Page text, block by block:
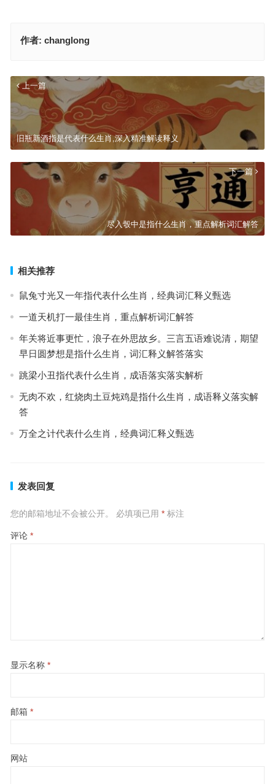
作者: changlong
上一篇
旧瓶新酒指是代表什么生肖,深入精准解读释义
下一篇
尽入彀中是指什么生肖，重点解析词汇解答
相关推荐
鼠兔寸光又一年指代表什么生肖，经典词汇释义甄选
一道天机打一最佳生肖，重点解析词汇解答
年关将近事更忙，浪子在外思故乡。三言五语难说清，期望
早日圆梦想是指什么生肖，词汇释义解答落实
跳梁小丑指代表什么生肖，成语落实落实解析
无肉不欢，红烧肉土豆炖鸡是指什么生肖，成语释义落实解
答
万全之计代表什么生肖，经典词汇释义甄选
发表回复
您的邮箱地址不会被公开。 必填项已用 *标注
评论 *
显示名称 *
邮箱 *
网站